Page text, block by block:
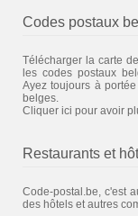
Codes postaux
Télécharger la carte
les codes postaux
Ayez toujours à
belges.
Cliquer ici pour avoir
Restaurants et
Code-postal.be, c'est
des hôtels et autres